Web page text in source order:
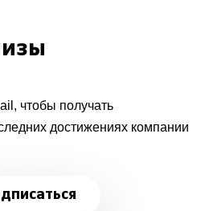
чтобы получать
достижениях компании